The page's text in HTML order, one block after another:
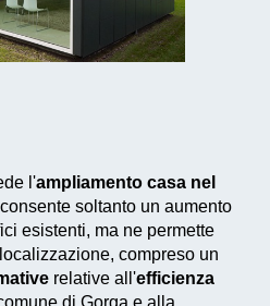
l'ampliamento casa nel
soltanto un aumento
esistenti, ma ne permette
compreso un
relative all'efficienza
di Gorga e alla